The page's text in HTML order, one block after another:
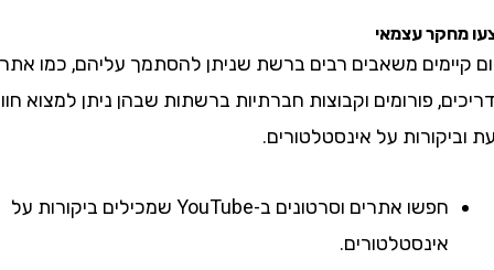
עצמאי
משאבים רבים ברשת שניתן להסתמך עליהם, כמו אתרי
פורומים וקבוצות חברתיות ברשתות שבהן ניתן למצוא חוות
על אינסטלטורים.
חפשו אתרים וסרטונים ב-YouTube שמכילים ביקורות על
אינסטלטורים.